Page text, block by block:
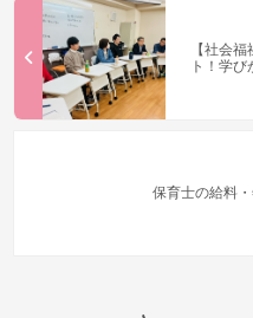
【社会
ト！学
保育士の給料